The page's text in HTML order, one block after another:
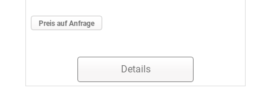
Preis auf Anfrage
Details